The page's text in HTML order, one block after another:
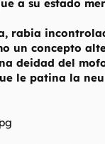
i
a su estado
rabia
un concepto
deidad del
le patina la